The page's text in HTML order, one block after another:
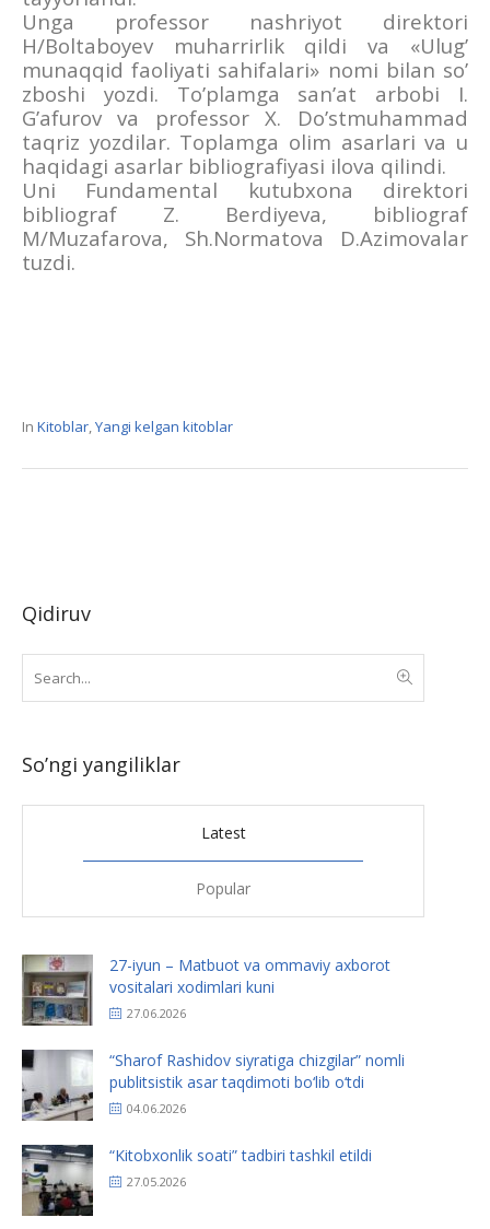
Unga professor nashriyot direktori
H/Boltaboyev muharrirlik qildi va «Ulug’
munaqqid faoliyati sahifalari» nomi bilan so’
zboshi yozdi. To’plamga san’at arbobi I.
G’afurov va professor X. Do’stmuhammad
taqriz yozdilar. Toplamga olim asarlari va u
haqidagi asarlar bibliografiyasi ilova qilindi.
Uni Fundamental kutubxona direktori
bibliograf Z. Berdiyeva, bibliograf
M/Muzafarova, Sh.Normatova D.Azimovalar
tuzdi.
In Kitoblar Yangi kelgan kitoblar
Qidiruv
So’ngi yangiliklar
Latest
Popular
27-iyun – Matbuot va ommaviy axborot
vositalari xodimlari kuni
27.06.2026
“Sharof Rashidov siyratiga chizgilar” nomli
publitsistik asar taqdimoti bo‘lib o‘tdi
04.06.2026
“Kitobxonlik soati” tadbiri tashkil etildi
27.05.2026